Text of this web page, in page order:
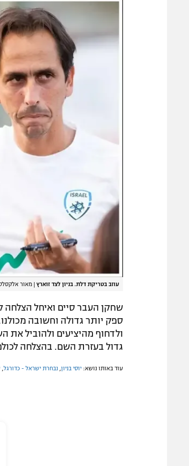
עוזב בטריקת דלת. בניון לצד זוארץ | מאור
שחקן העבר סיים ואיחל הצלחה
ספק יותר גדולה וחשובה
ולדחוף מהיציעים ולהוביל את
גדול בעזרת השם. בהצלחה
עוד באותו נושא: יוסי בניון נבחרת ישראל - כדורגל